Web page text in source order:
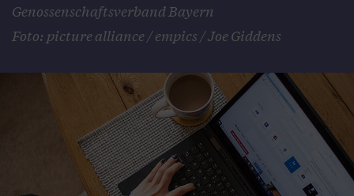
Genossenschaftsverband Bayern
Foto: picture alliance / empics / Joe Giddens